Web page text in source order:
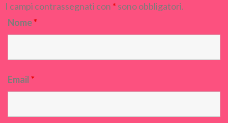
I campi contrassegnati con * sono obbligatori.
Nome*
Email*